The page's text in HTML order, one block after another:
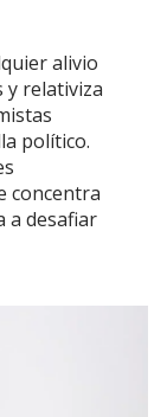
alivio
y relativiza
político.
concentra
a desafiar